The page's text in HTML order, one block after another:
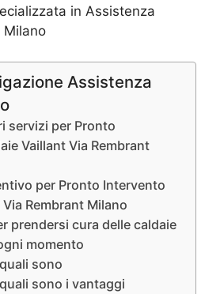
in Assistenza
Milano
Assistenza
servizi per Pronto
Vaillant Via Rembrant
per Pronto Intervento
Rembrant Milano
prendersi cura delle caldaie
momento
sono
sono i vantaggi